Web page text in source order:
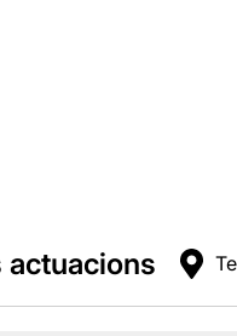
actuacions